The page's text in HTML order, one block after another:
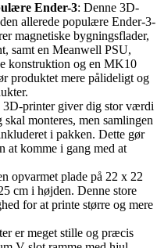
Ender-3: Denne 3D-
allerede populære Ender-3-
magnetiske bygningsflader,
samt en Meanwell PSU,
konstruktion og en MK10
produktet mere pålideligt og
3D-printer giver dig stor værdi
monteres, men samlingen
i pakken. Dette gør
at komme i gang med at
opvarmet plade på 22 x 22
cm i højden. Denne store
for at printe større og mere
er meget stille og præcis